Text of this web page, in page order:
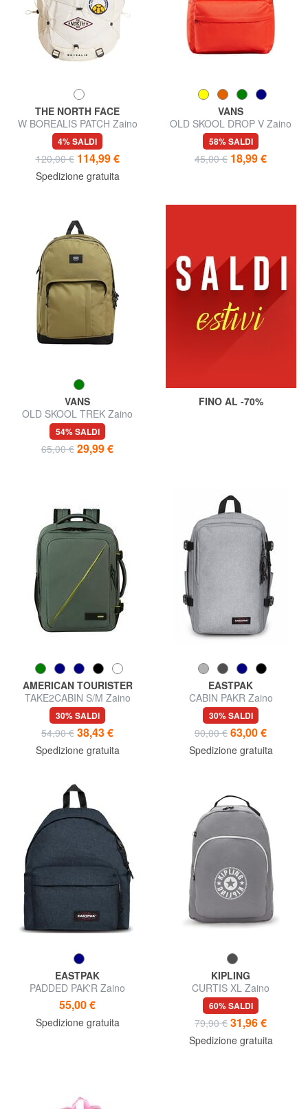
THE NORTH FACE
W BOREALIS PATCH Zaino
da viaggio
4% SALDI
120,00 € 114,99 €
Spedizione gratuita
VANS
OLD SKOOL DROP V Zaino
porta PC 15"
58% SALDI
45,00 € 18,99 €
VANS
OLD SKOOL TREK Zaino
porta PC 15"
54% SALDI
65,00 € 29,99 €
FINO AL -70%
AMERICAN TOURISTER
TAKE2CABIN S/M Zaino
underseater, ok Ryanair
30% SALDI
54,90 € 38,43 €
Spedizione gratuita
EASTPAK
CABIN PAKR Zaino
underseater, porta pc 15", ok
Ryanair
30% SALDI
90,00 € 63,00 €
Spedizione gratuita
EASTPAK
PADDED PAK'R Zaino
55,00 €
Spedizione gratuita
KIPLING
CURTIS XL Zaino
60% SALDI
79,90 € 31,96 €
Spedizione gratuita